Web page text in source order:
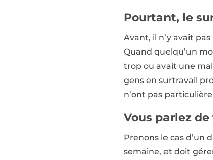
Pourtant, le
Avant, il n’y avait
Quand quelqu’un
trop ou avait une
gens en surtravail
n’ont pas
Vous parlez
Prenons le cas d’un
semaine, et doit